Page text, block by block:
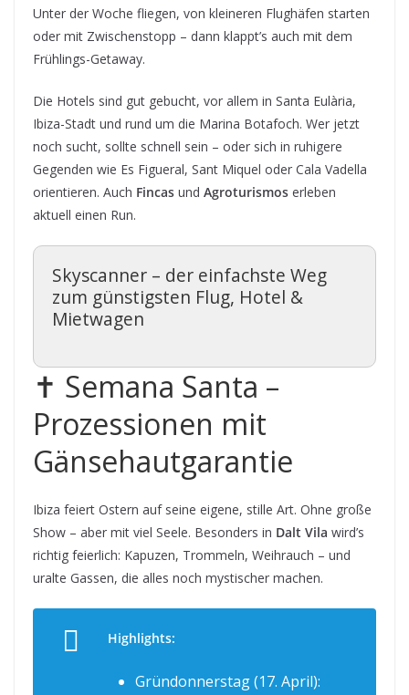
Unter der Woche fliegen, von kleineren Flughäfen starten
oder mit Zwischenstopp – dann klappt’s auch mit dem
Frühlings-Getaway.
Die Hotels sind gut gebucht, vor allem in Santa Eulària,
Ibiza-Stadt und rund um die Marina Botafoch. Wer jetzt
noch sucht, sollte schnell sein – oder sich in ruhigere
Gegenden wie Es Figueral, Sant Miquel oder Cala Vadella
orientieren. Auch Fincas und Agroturismos erleben
aktuell einen Run.
Skyscanner – der einfachste Weg
zum günstigsten Flug, Hotel &
Mietwagen
✝️ Semana Santa –
Prozessionen mit
Gänsehautgarantie
Ibiza feiert Ostern auf seine eigene, stille Art. Ohne große
Show – aber mit viel Seele. Besonders in Dalt Vila wird’s
richtig feierlich: Kapuzen, Trommeln, Weihrauch – und
uralte Gassen, die alles noch mystischer machen.
Highlights:
Gründonnerstag (17. April):